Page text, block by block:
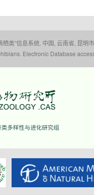
栖类”信息系统. 中国, 云南省, 昆
Electronic Database
多样性与进化研究组